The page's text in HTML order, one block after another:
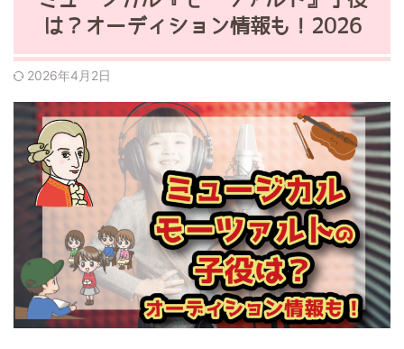
は？オーディション情報も！2026
2026年4月2日